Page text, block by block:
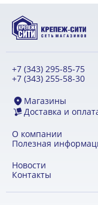
+7 (343) 295-85-75
+7 (343) 255-58-30
Магазины
Доставка и
О компании
Полезная
Новости
Контакты